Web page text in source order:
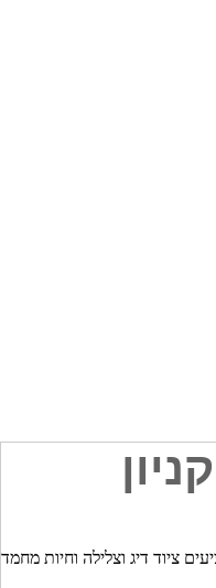
ציוד דיג וצלילה וחיות מחמד